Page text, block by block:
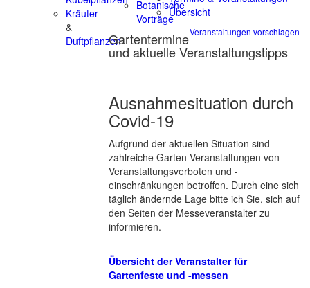
Kräuter
&
Duftpflanzen
Botanische
Vorträge
Veranstaltungen vorschlagen
Gartentermine
und aktuelle Veranstaltungstipps
Ausnahmesituation durch
Covid-19
Aufgrund der aktuellen Situation sind
zahlreiche Garten-Veranstaltungen von
Veranstaltungsverboten und -
einschränkungen betroffen. Durch eine sich
täglich ändernde Lage bitte ich Sie, sich auf
den Seiten der Messeveranstalter zu
informieren.
Übersicht der Veranstalter für
Gartenfeste und -messen
Übersicht